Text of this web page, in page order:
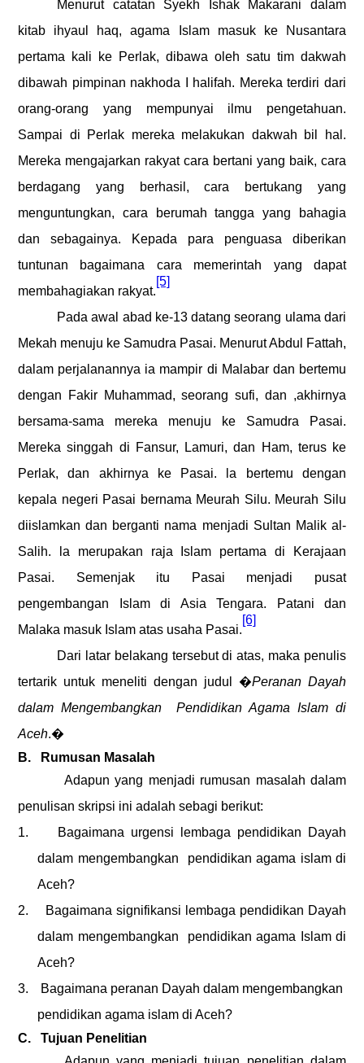
Menurut catatan Syekh Ishak Makarani dalam
kitab ihyaul haq, agama Islam masuk ke Nusantara
pertama kali ke Perlak, dibawa oleh satu tim dakwah
dibawah pimpinan nakhoda I halifah. Mereka terdiri dari
orang-orang yang mempunyai ilmu pengetahuan.
Sampai di Perlak mereka melakukan dakwah bil hal.
Mereka mengajarkan rakyat cara bertani yang baik, cara
berdagang yang berhasil, cara bertukang yang
menguntungkan, cara berumah tangga yang bahagia
dan sebagainya. Kepada para penguasa diberikan
tuntunan bagaimana cara memerintah yang dapat
membahagiakan rakyat.
[5]
Pada awal abad ke-13 datang seorang ulama dari
Mekah menuju ke Samudra Pasai. Menurut Abdul Fattah,
dalam perjalanannya ia mampir di Malabar dan bertemu
dengan Fakir Muhammad, seorang sufi, dan ,akhirnya
bersama-sama mereka menuju ke Samudra Pasai.
Mereka singgah di Fansur, Lamuri, dan Ham, terus ke
Perlak, dan akhirnya ke Pasai. la bertemu dengan
kepala negeri Pasai bernama Meurah Silu. Meurah Silu
diislamkan dan berganti nama menjadi Sultan Malik al-
Salih. la merupakan raja Islam pertama di Kerajaan
Pasai. Semenjak itu Pasai menjadi pusat
pengembangan Islam di Asia Tengara. Patani dan
Malaka masuk Islam atas usaha Pasai.
[6]
Dari latar belakang tersebut di atas, maka penulis
tertarik untuk meneliti dengan judul �Peranan Dayah
dalam Mengembangkan
Pendidikan Agama Islam di
Aceh.�
B.
Rumusan Masalah
Adapun yang menjadi rumusan masalah dalam
penulisan skripsi ini adalah sebagi berikut:
1.
Bagaimana urgensi lembaga pendidikan Dayah
dalam mengembangkan
pendidikan agama islam di
Aceh?
2.
Bagaimana signifikansi lembaga pendidikan Dayah
dalam mengembangkan
pendidikan agama Islam di
Aceh?
3.
Bagaimana peranan Dayah dalam mengembangkan
pendidikan agama islam di Aceh?
C.
Tujuan Penelitian